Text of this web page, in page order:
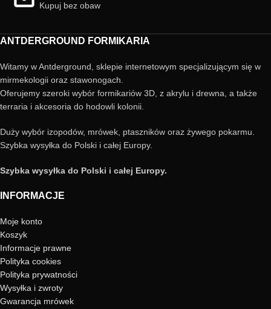
Kupuj bez obaw
ANTDERGROUND FORMIKARIA
Witamy w Antderground, sklepie internetowym specjalizującym się w
mirmekologii oraz stawonogach.
Oferujemy szeroki wybór formikariów 3D, z akrylu i drewna, a także
terraria i akcesoria do hodowli kolonii.
Duży wybór izopodów, mrówek, ptaszników oraz żywego pokarmu.
Szybka wysyłka do Polski i całej Europy.
Szybka wysyłka do Polski i całej Europy.
INFORMACJE
Moje konto
Koszyk
Informacje prawne
Polityka cookies
Polityka prywatności
Wysyłka i zwroty
Gwarancja mrówek